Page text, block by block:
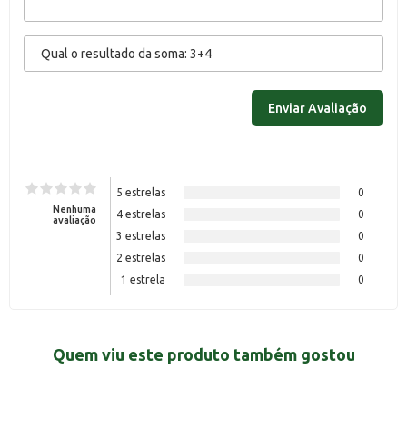
Nenhuma
avaliação
5 estrelas
0
4 estrelas
0
3 estrelas
0
2 estrelas
0
1 estrela
0
Quem viu este produto também gostou